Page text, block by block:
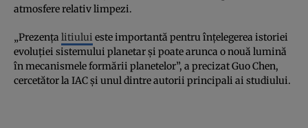
atmosfere relativ limpezi.
„Prezenţa litiului este importantă pentru înţelegerea istoriei
evoluţiei sistemului planetar şi poate arunca o nouă lumină
în mecanismele formării planetelor”, a precizat Guo Chen,
cercetător la IAC şi unul dintre autorii principali ai studiului.